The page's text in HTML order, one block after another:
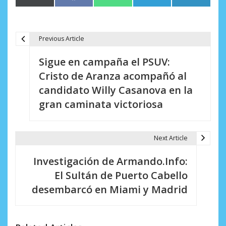
en
(Twitter) en en en en
Previous Article
Sigue en campaña el PSUV:
Cristo de Aranza acompañó al
candidato Willy Casanova en la
gran caminata victoriosa
Next Article
Investigación de Armando.Info:
El Sultán de Puerto Cabello
desembarcó en Miami y Madrid